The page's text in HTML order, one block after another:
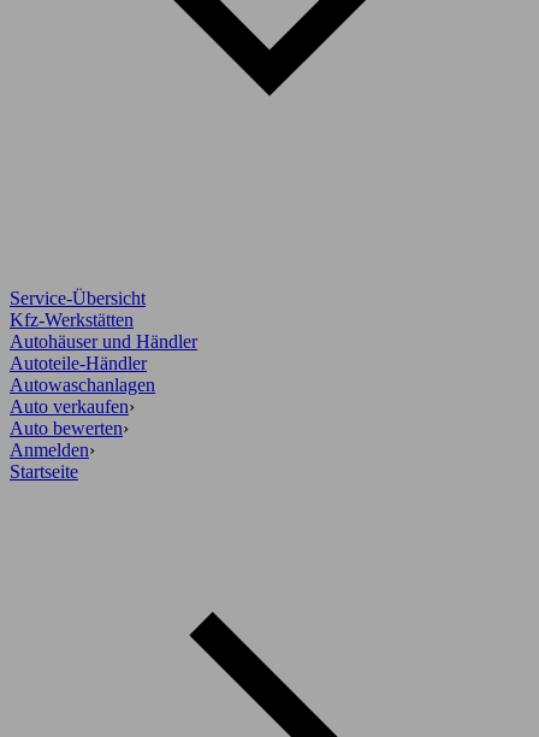
Service-Übersicht
Kfz-Werkstätten
Autohäuser und Händler
Autoteile-Händler
Autowaschanlagen
Auto verkaufen›
Auto bewerten›
Anmelden›
Startseite